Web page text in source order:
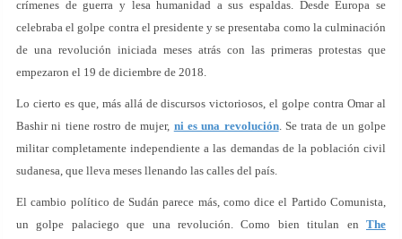
crímenes de guerra y lesa humanidad a sus espaldas. Desde Europa se
celebraba el golpe contra el presidente y se presentaba como la culminación
de una revolución iniciada meses atrás con las primeras protestas que
empezaron el 19 de diciembre de 2018.
Lo cierto es que, más allá de discursos victoriosos, el golpe contra Omar al
Bashir ni tiene rostro de mujer, ni es una revolución. Se trata de un golpe
militar completamente independiente a las demandas de la población civil
sudanesa, que lleva meses llenando las calles del país.
El cambio político de Sudán parece más, como dice el Partido Comunista,
un golpe palaciego que una revolución. Como bien titulan en The